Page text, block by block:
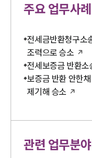
주요 업무사례
전세금반환청구소
조력으로 승소
전세보증금 반환소
보증금 반환 안한
제기해 승소
관련 업무분야